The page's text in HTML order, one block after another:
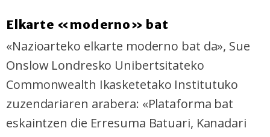
Elkarte « moderno» bat
«Nazioarteko elkarte moderno bat da», Sue
Onslow Londresko Unibertsitateko
Commonwealth Ikasketetako Institutuko
zuzendariaren arabera: «Plataforma bat
eskaintzen die Erresuma Batuari, Kanadari